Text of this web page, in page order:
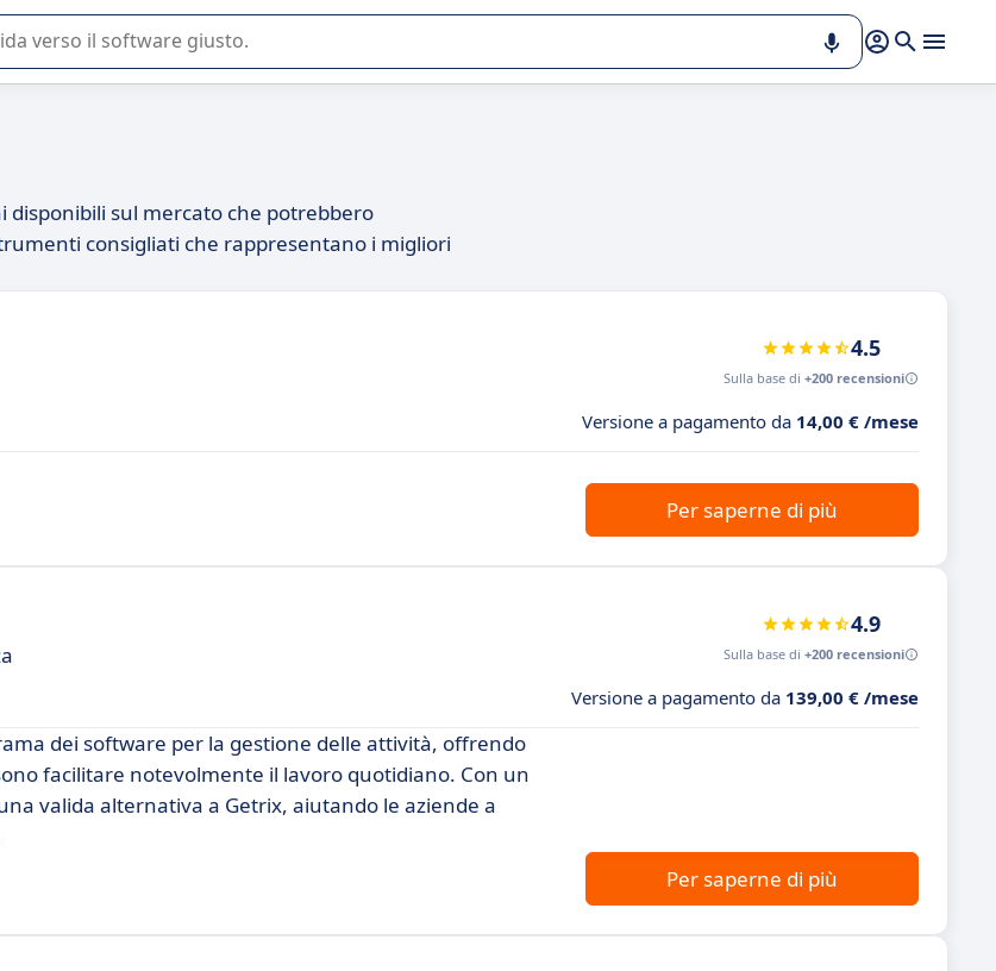
di un software SaaS per la vostra azienda.
disponibili sul mercato che potrebbero
consigliati che rappresentano i migliori
4.5
Sulla base di +200 recensioni
Versione a pagamento da 14,00 € /mese
Per saperne di più
4.9
Sulla base di +200 recensioni
Versione a pagamento da 139,00 € /mese
dei software per la gestione delle attività, offrendo
facilitare notevolmente il lavoro quotidiano. Con un
valida alternativa a Getrix, aiutando le aziende a
Per saperne di più